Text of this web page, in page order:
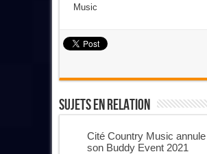
Music
Sujets En Relation
Cité Country Music annule
son Buddy Event 2021